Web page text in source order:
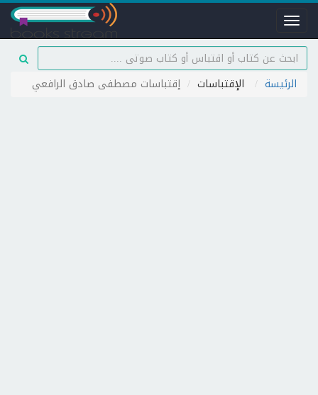
Toggle
navigation
الرئيسة الإقتباسات إقتباسات مصطفى صادق الرافعي